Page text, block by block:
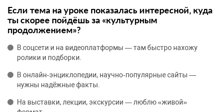
Если тема на уроке показалась интересной, куда
ты скорее пойдёшь за «культурным
продолжением»?
В соцсети и на видеоплатформы — там быстро нахожу
ролики и подборки.
В онлайн‑энциклопедии, научно‑популярные сайты —
нужны надёжные факты.
На выставки, лекции, экскурсии — люблю «живой»